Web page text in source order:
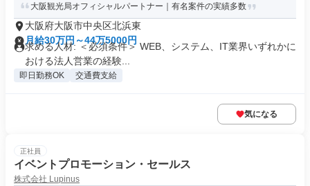
大阪観光局オフィシャルパートナー｜有名案件の実績多数
大阪府大阪市中央区北浜東
月給30万円～44万5000円
求める人材: ＜必須条件＞ WEB、システム、IT業界いずれかに
おける法人営業の経験...
即日勤務OK 交通費支給
気になる
正社員
イベントプロモーション・セールス
株式会社 Lupinus